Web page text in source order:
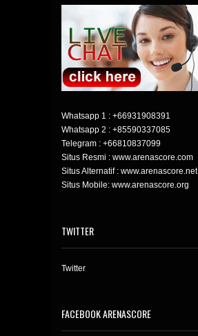
Whatsapp 1 : +66931908391
Whatsapp 2 : +85590337085
Telegram : +66810837099
Situs Resmi : www.arenascore.com
Situs Alternatif : www.arenascore.net
Situs Mobile: www.arenascore.org
TWITTER
Twitter
FACEBOOK ARENASCORE